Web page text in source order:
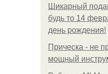
Шикарный
будь то 14
день рождения!
Прическа - не
мощный